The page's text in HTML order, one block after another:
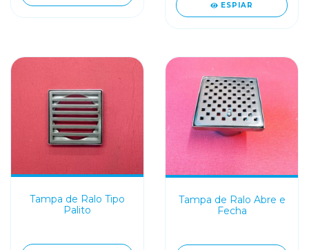
ESPIAR
Tampa de Ralo Tipo
Palito
Tampa de Ralo Abre e
Fecha